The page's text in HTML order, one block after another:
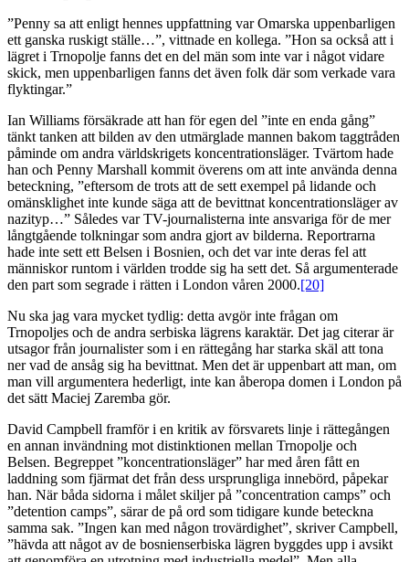
”Penny sa att enligt hennes uppfattning var Omarska uppenbarligen
ett ganska ruskigt ställe…”, vittnade en kollega. ”Hon sa också att i
lägret i Trnopolje fanns det en del män som inte var i något vidare
skick, men uppenbarligen fanns det även folk där som verkade vara
flyktingar.”
Ian Williams försäkrade att han för egen del ”inte en enda gång”
tänkt tanken att bilden av den utmärglade mannen bakom taggtråden
påminde om andra världskrigets koncentrationsläger. Tvärtom hade
han och Penny Marshall kommit överens om att inte använda denna
beteckning, ”eftersom de trots att de sett exempel på lidande och
omänsklighet inte kunde säga att de bevittnat koncentrationsläger av
nazityp…” Således var TV-journalisterna inte ansvariga för de mer
långtgående tolkningar som andra gjort av bilderna. Reportrarna
hade inte sett ett Belsen i Bosnien, och det var inte deras fel att
människor runtom i världen trodde sig ha sett det. Så argumenterade
den part som segrade i rätten i London våren 2000.[20]
Nu ska jag vara mycket tydlig: detta avgör inte frågan om
Trnopoljes och de andra serbiska lägrens karaktär. Det jag citerar är
utsagor från journalister som i en rättegång har starka skäl att tona
ner vad de ansåg sig ha bevittnat. Men det är uppenbart att man, om
man vill argumentera hederligt, inte kan åberopa domen i London på
det sätt Maciej Zaremba gör.
David Campbell framför i en kritik av försvarets linje i rättegången
en annan invändning mot distinktionen mellan Trnopolje och
Belsen. Begreppet ”koncentrationsläger” har med åren fått en
laddning som fjärmat det från dess ursprungliga innebörd, påpekar
han. När båda sidorna i målet skiljer på ”concentration camps” och
”detention camps”, särar de på ord som tidigare kunde beteckna
samma sak. ”Ingen kan med någon trovärdighet”, skriver Campbell,
”hävda att något av de bosnienserbiska lägren byggdes upp i avsikt